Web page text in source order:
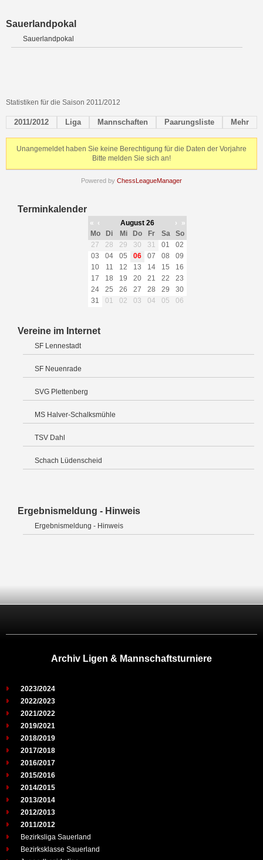
Sauerlandpokal
Sauerlandpokal
Statistiken für die Saison 2011/2012
2011/2012 Liga Mannschaften Paarungsliste Mehr
Unangemeldet haben Sie keine Berechtigung für die Daten der Vorjahre
Bitte melden Sie sich an!
Powered by ChessLeagueManager
Terminkalender
« ‹ August 26 ›
»
Mo
Di Mi Do Fr Sa
So
27
28 29 30 31 01
02
03
04 05 06 07 08
09
10
11 12 13 14 15
16
17
18 19 20 21 22
23
24
25 26 27 28 29
30
31
01 02 03 04 05 06
Vereine im Internet
SF Lennestadt
SF Neuenrade
SVG Plettenberg
MS Halver-Schalksmühle
TSV Dahl
Schach Lüdenscheid
Ergebnismeldung - Hinweis
Ergebnismeldung - Hinweis
Archiv Ligen & Mannschaftsturniere
2023/2024
2022/2023
2021/2022
2019/2021
2018/2019
2017/2018
2016/2017
2015/2016
2014/2015
2013/2014
2012/2013
2011/2012
Bezirksliga Sauerland
Bezirksklasse Sauerland